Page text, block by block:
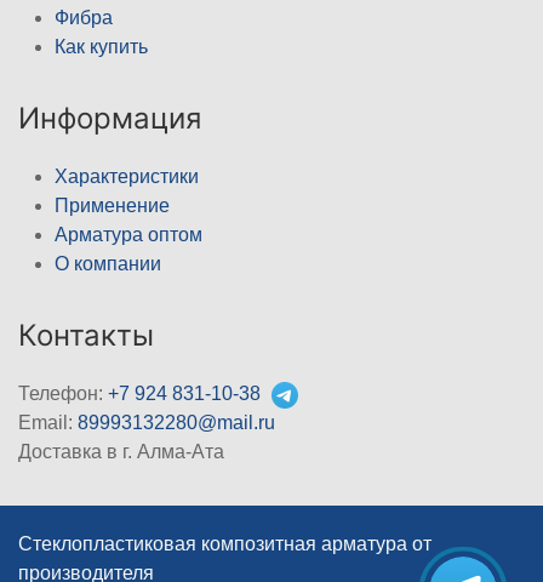
Фибра
Как купить
Информация
Характеристики
Применение
Арматура оптом
О компании
Контакты
Телефон: +7 924 831-10-38
Email: 89993132280@mail.ru
Доставка в г. Алма-Ата
Стеклопластиковая композитная арматура от
производителя